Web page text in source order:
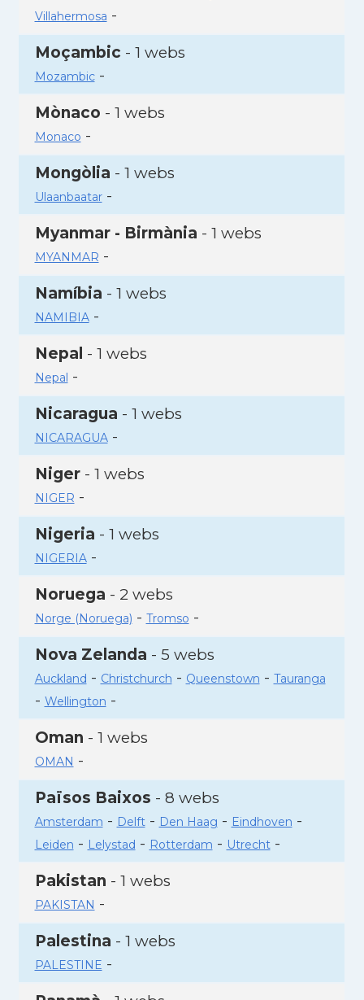
Villahermosa -
Moçambic - 1 webs
Mozambic-
Mònaco - 1 webs
Monaco -
Mongòlia - 1 webs
Ulaanbaatar-
Myanmar - Birmània - 1 webs
MYANMAR -
Namíbia - 1 webs
NAMIBIA-
Nepal - 1 webs
Nepal -
Nicaragua - 1 webs
NICARAGUA-
Niger- 1 webs
NIGER -
Nigeria - 1 webs
NIGERIA-
Noruega - 2 webs
Norge (Noruega) - Tromso -
Nova Zelanda - 5 webs
Auckland - Christchurch - Queenstown - Tauranga
- Wellington -
Oman - 1 webs
OMAN -
Països Baixos - 8 webs
Amsterdam - Delft- Den Haag - Eindhoven -
Leiden - Lelystad - Rotterdam - Utrecht-
Pakistan - 1 webs
PAKISTAN -
Palestina - 1 webs
PALESTINE -